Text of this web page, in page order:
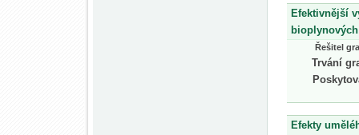
Efektivnější
Řešitel
Trvání
Efekty